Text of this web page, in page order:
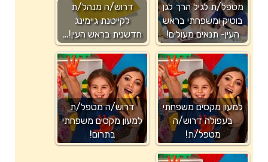
מטפל/ת לגיל הרך לגן
בוטיק ומשפחתי בראש
העין- תנאים מעולים!
דרוש/ה מנהל/ת
לקייטנת גיימינג
חדשנית בראש העין!…
למעון מקסים משפחתי
בעפולה דרוש/ה
מטפל/ת!
דרוש/ה מטפל/ת
למעון מקסים משפחתי
בתרום!